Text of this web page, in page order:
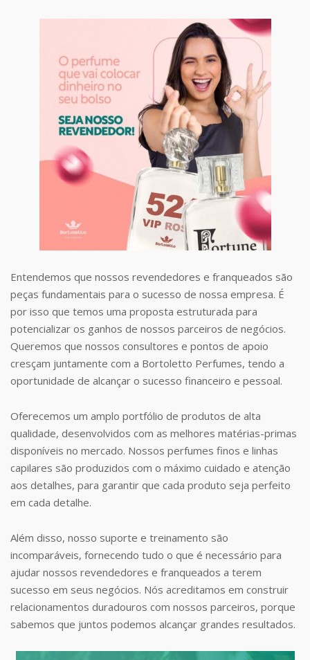
Entendemos que nossos revendedores e franqueados são
peças fundamentais para o sucesso de nossa empresa. É
por isso que temos uma proposta estruturada para
potencializar os ganhos de nossos parceiros de negócios.
Queremos que nossos consultores e pontos de apoio
cresçam juntamente com a Bortoletto Perfumes, tendo a
oportunidade de alcançar o sucesso financeiro e pessoal.
Oferecemos um amplo portfólio de produtos de alta
qualidade, desenvolvidos com as melhores matérias-primas
disponíveis no mercado. Nossos perfumes finos e linhas
capilares são produzidos com o máximo cuidado e atenção
aos detalhes, para garantir que cada produto seja perfeito
em cada detalhe.
Além disso, nosso suporte e treinamento são
incomparáveis, fornecendo tudo o que é necessário para
ajudar nossos revendedores e franqueados a terem
sucesso em seus negócios. Nós acreditamos em construir
relacionamentos duradouros com nossos parceiros, porque
sabemos que juntos podemos alcançar grandes resultados.